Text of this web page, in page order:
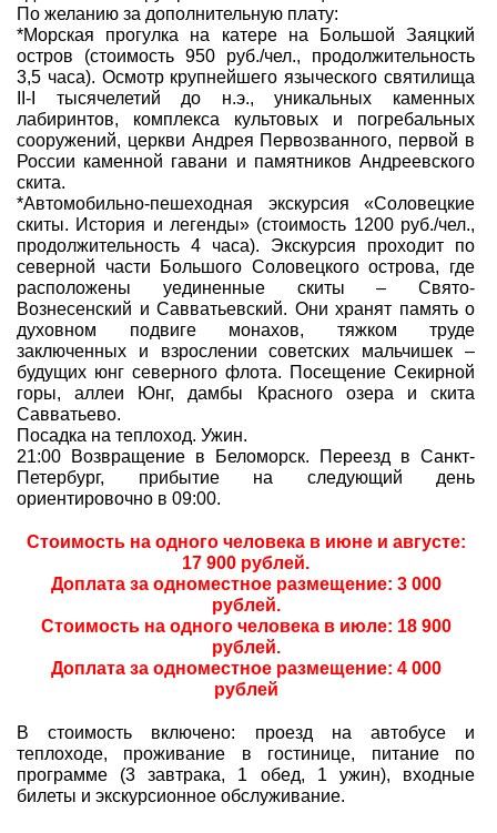
По желанию за дополнительную плату:
*Морская прогулка на катере на Большой Заяцкий
остров (стоимость 950 руб./чел., продолжительность
3,5 часа). Осмотр крупнейшего языческого святилища
II-I тысячелетий до н.э., уникальных каменных
лабиринтов, комплекса культовых и погребальных
сооружений, церкви Андрея Первозванного, первой в
России каменной гавани и памятников Андреевского
скита.
*Автомобильно-пешеходная экскурсия «Соловецкие
скиты. История и легенды» (стоимость 1200 руб./чел.,
продолжительность 4 часа). Экскурсия проходит по
северной части Большого Соловецкого острова, где
расположены уединенные скиты – Свято-
Вознесенский и Савватьевский. Они хранят память о
духовном подвиге монахов, тяжком труде
заключенных и взрослении советских мальчишек –
будущих юнг северного флота. Посещение Секирной
горы, аллеи Юнг, дамбы Красного озера и скита
Савватьево.
Посадка на теплоход. Ужин.
21:00 Возвращение в Беломорск. Переезд в Санкт-
Петербург, прибытие на следующий день
ориентировочно в 09:00.
Стоимость на одного человека в июне и августе:
17 900 рублей.
Доплата за одноместное размещение: 3 000
рублей.
Стоимость на одного человека в июле: 18 900
рублей.
Доплата за одноместное размещение: 4 000
рублей
В стоимость включено: проезд на автобусе и
теплоходе, проживание в гостинице, питание по
программе (3 завтрака, 1 обед, 1 ужин), входные
билеты и экскурсионное обслуживание.